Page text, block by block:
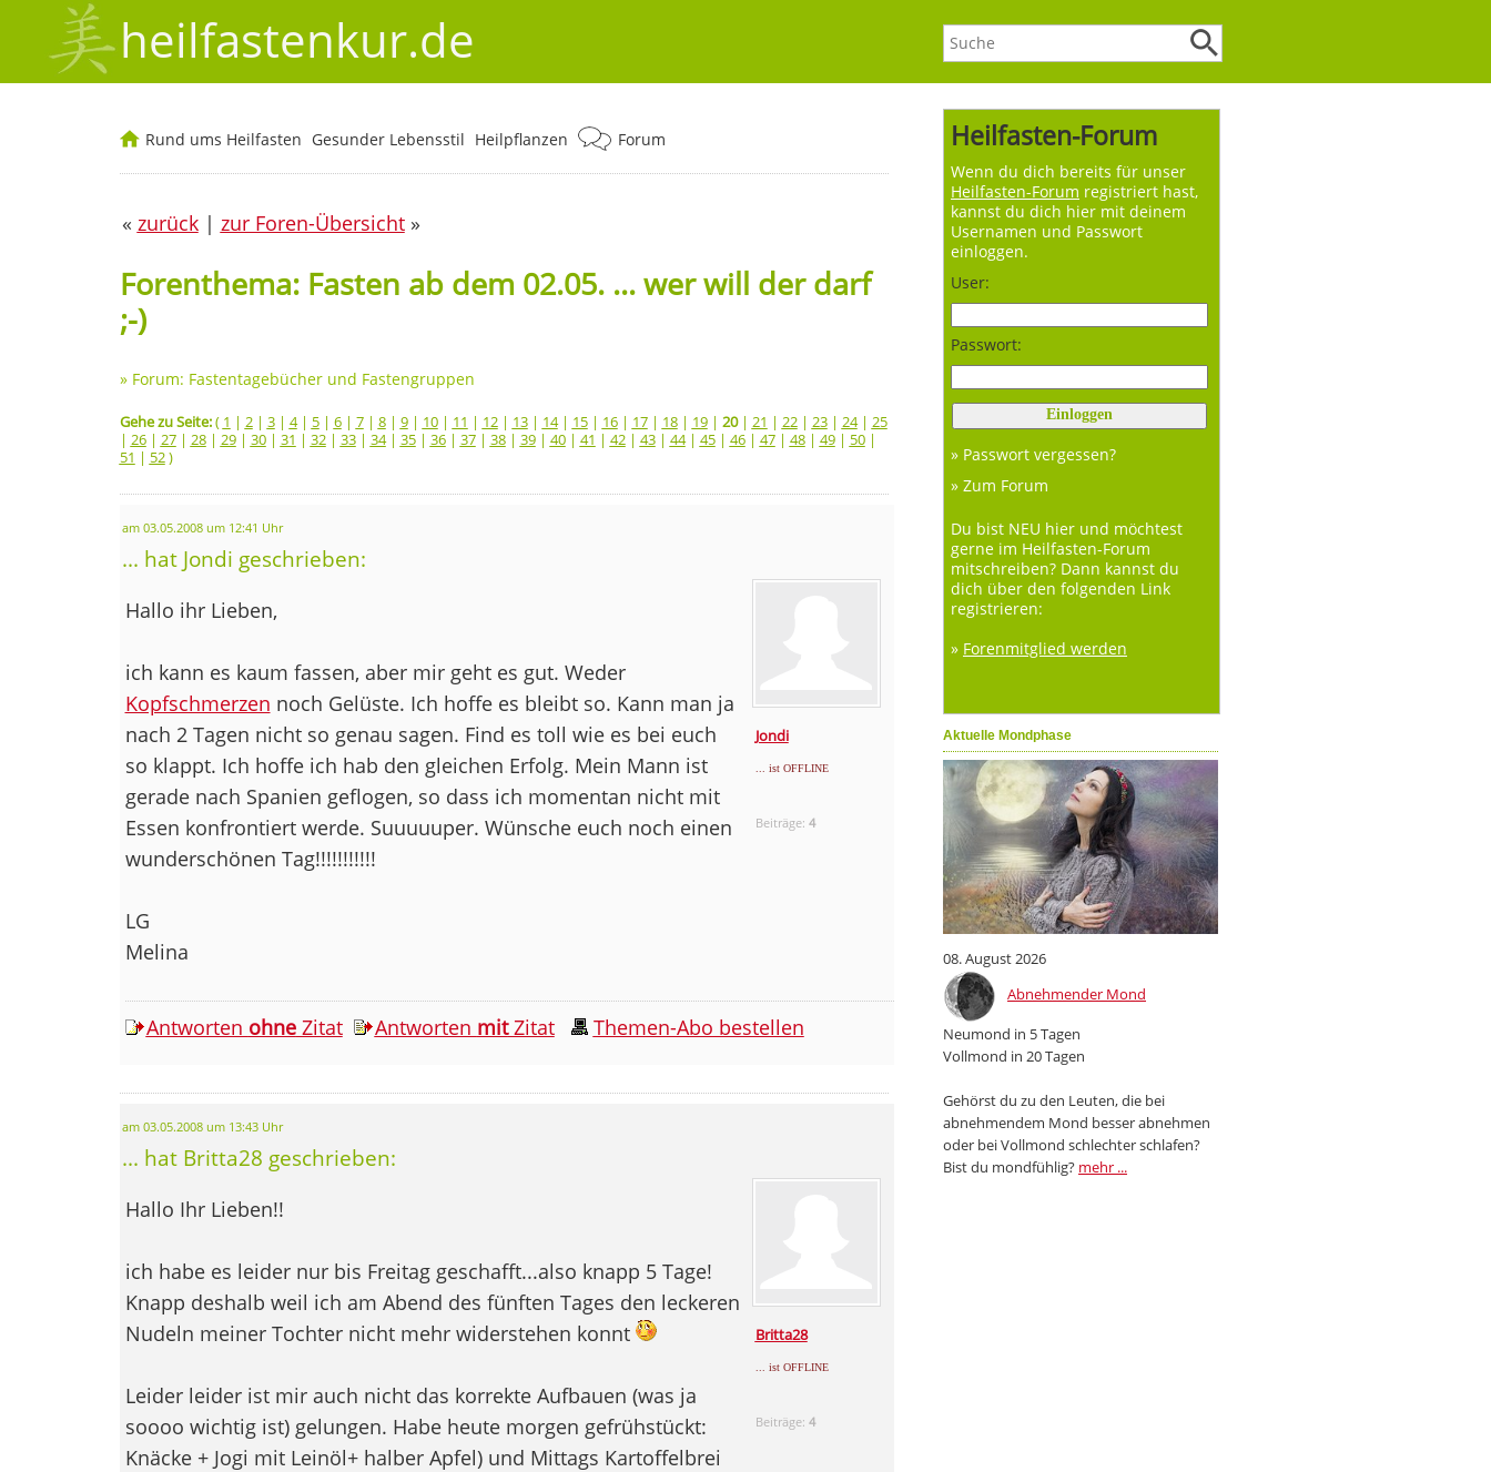
heilfastenkur.de
Heilfasten-Forum
Wenn du dich bereits für unser
Heilfasten-Forum registriert hast,
kannst du dich hier mit deinem
Usernamen und Passwort
einloggen.
User:
Passwort:
» Passwort vergessen?
» Zum Forum
Du bist NEU hier und möchtest
gerne im Heilfasten-Forum
mitschreiben? Dann kannst du
dich über den folgenden Link
registrieren:
» Forenmitglied werden
Aktuelle Mondphase
08. August 2026
Abnehmender Mond
Neumond in 5 Tagen
Vollmond in 20 Tagen
Gehörst du zu den Leuten, die bei
abnehmendem Mond besser abnehmen
oder bei Vollmond schlechter schlafen?
Bist du mondfühlig? mehr ...
Rund ums Heilfasten Gesunder Lebensstil Heilpflanzen Forum
« zurück| zur Foren-Übersicht»
Forenthema: Fasten ab dem 02.05. ... wer will der darf
;-)
» Forum: Fastentagebücher und Fastengruppen
Gehe zu Seite:( 1 | 2| 3| 4| 5| 6| 7| 8| 9| 10| 11 | 12| 13| 14| 15| 16| 17| 18| 19| 20| 21 | 22| 23| 24| 25
| 26| 27| 28| 29| 30| 31 | 32| 33| 34| 35| 36| 37| 38| 39| 40| 41 | 42| 43| 44| 45| 46| 47| 48| 49| 50|
51 | 52)
am 03.05.2008 um 12:41 Uhr
... hat Jondi geschrieben:
Jondi
... ist OFFLINE
Beiträge: 4
Hallo ihr Lieben,
ich kann es kaum fassen, aber mir geht es gut. Weder
Kopfschmerzen noch Gelüste. Ich hoffe es bleibt so. Kann man ja
nach 2 Tagen nicht so genau sagen. Find es toll wie es bei euch
so klappt. Ich hoffe ich hab den gleichen Erfolg. Mein Mann ist
gerade nach Spanien geflogen, so dass ich momentan nicht mit
Essen konfrontiert werde. Suuuuuper. Wünsche euch noch einen
wunderschönen Tag!!!!!!!!!!!
LG
Melina
Antworten ohneZitat Antworten mitZitat Themen-Abo bestellen
am 03.05.2008 um 13:43 Uhr
... hat Britta28 geschrieben:
Britta28
... ist OFFLINE
Beiträge: 4
Hallo Ihr Lieben!!
ich habe es leider nur bis Freitag geschafft...also knapp 5 Tage!
Knapp deshalb weil ich am Abend des fünften Tages den leckeren
Nudeln meiner Tochter nicht mehr widerstehen konnt
Leider leider ist mir auch nicht das korrekte Aufbauen (was ja
soooo wichtig ist) gelungen. Habe heute morgen gefrühstückt:
Knäcke + Jogi mit Leinöl+ halber Apfel) und Mittags Kartoffelbrei